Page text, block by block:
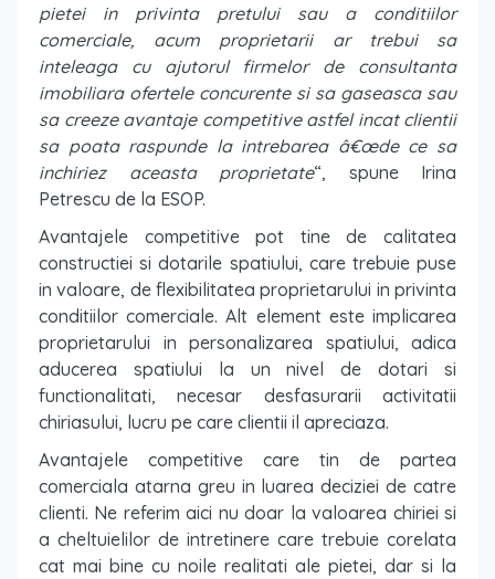
pietei in privinta pretului sau a conditiilor
comerciale, acum proprietarii ar trebui sa
inteleaga cu ajutorul firmelor de consultanta
imobiliara ofertele concurente si sa gaseasca sau
sa creeze avantaje competitive astfel incat clientii
sa poata raspunde la intrebarea â€œde ce sa
inchiriez aceasta proprietate“, spune Irina
Petrescu de la ESOP.
Avantajele competitive pot tine de calitatea
constructiei si dotarile spatiului, care trebuie puse
in valoare, de flexibilitatea proprietarului in privinta
conditiilor comerciale. Alt element este implicarea
proprietarului in personalizarea spatiului, adica
aducerea spatiului la un nivel de dotari si
functionalitati, necesar desfasurarii activitatii
chiriasului, lucru pe care clientii il apreciaza.
Avantajele competitive care tin de partea
comerciala atarna greu in luarea deciziei de catre
clienti. Ne referim aici nu doar la valoarea chiriei si
a cheltuielilor de intretinere care trebuie corelata
cat mai bine cu noile realitati ale pietei, dar si la